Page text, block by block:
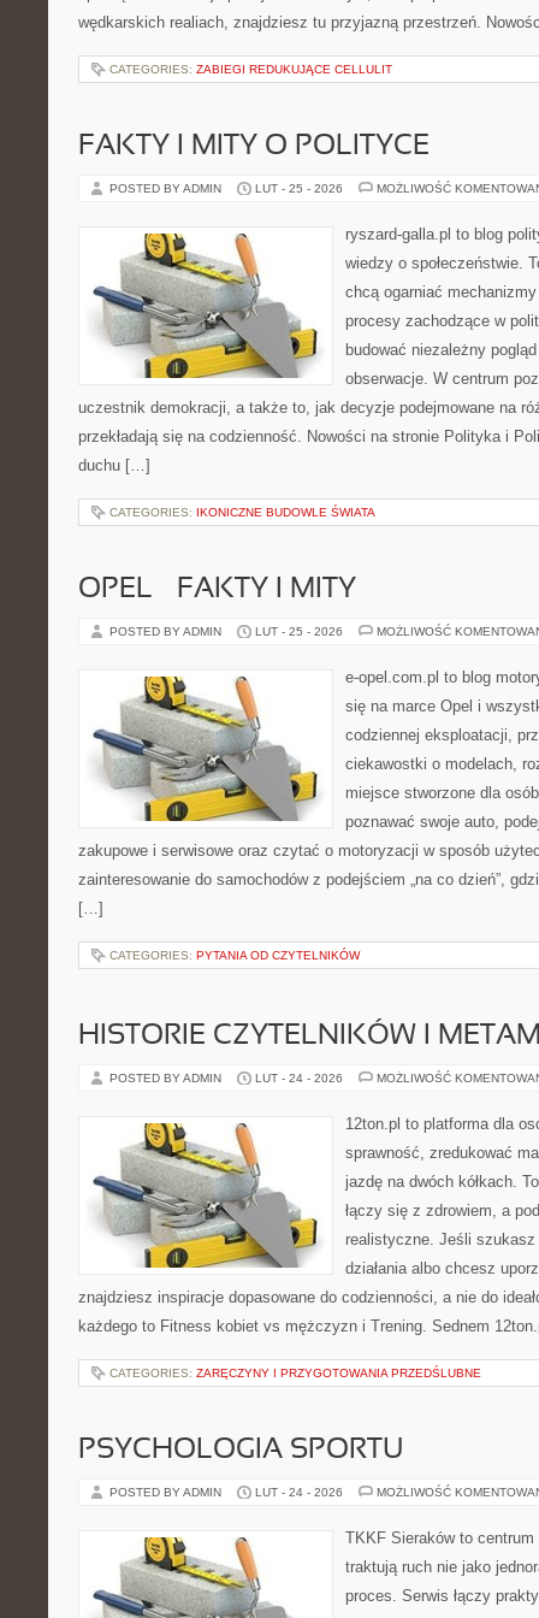
wędkarskich realiach, znajdziesz tu przyjazną przestrzeń.
CATEGORIES: ZABIEGI REDUKUJĄCE CELLULIT
FAKTY I MITY O POLITYCE
POSTED BY ADMIN LUT - 25 - 2026 MOŻLIWOŚĆ
ryszard-galla.pl to blog
wiedzy o społeczeństwie.
chcą ogarniać
procesy zachodzące w
budować niezależny
obserwacje. W centrum
uczestnik demokracji, a także to, jak decyzje podejmowane na
przekładają się na codzienność. Nowości na stronie Polityka i
duchu […]
CATEGORIES: IKONICZNE BUDOWLE ŚWIATA
OPEL – FAKTY I MITY
POSTED BY ADMIN LUT - 25 - 2026 MOŻLIWOŚĆ
e-opel.com.pl to blog
się na marce Opel i
codziennej eksploatacji,
ciekawostki o modelach,
miejsce stworzone dla
poznawać swoje auto,
zakupowe i serwisowe oraz czytać o motoryzacji w sposób
zainteresowanie do samochodów z podejściem „na co dzień”,
[…]
CATEGORIES: PYTANIA OD CZYTELNIKÓW
HISTORIE CZYTELNIKÓW I
POSTED BY ADMIN LUT - 24 - 2026 MOŻLIWOŚĆ
12ton.pl to platforma dla
sprawność, zredukować
jazdę na dwóch kółkach.
łączy się z zdrowiem, a
realistyczne. Jeśli
działania albo chcesz
znajdziesz inspiracje dopasowane do codzienności, a nie do
każdego to Fitness kobiet vs mężczyzn i Trening. Sednem
CATEGORIES: ZARĘCZYNY I PRZYGOTOWANIA PRZEDŚLUBNE
PSYCHOLOGIA SPORTU
POSTED BY ADMIN LUT - 24 - 2026 MOŻLIWOŚĆ
TKKF Sieraków to
traktują ruch nie jako
proces. Serwis łączy